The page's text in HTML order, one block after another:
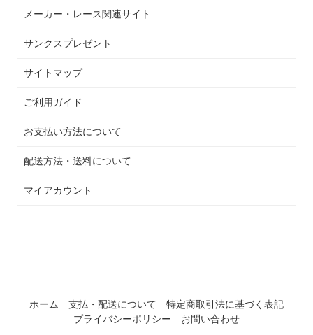
メーカー・レース関連サイト
サンクスプレゼント
サイトマップ
ご利用ガイド
お支払い方法について
配送方法・送料について
マイアカウント
ホーム 支払・配送について
特定商取引法に基づく表記
プライバシーポリシー
お問い合わせ